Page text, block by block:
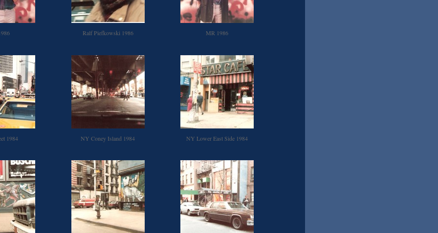
Ralf Piefkowski 1986 MR 1986
1984 NY Coney Island 1984 NY Lower East Side 1984